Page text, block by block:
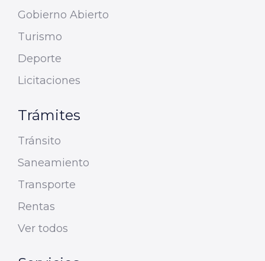
Gobierno Abierto
Turismo
Deporte
Licitaciones
Trámites
Tránsito
Saneamiento
Transporte
Rentas
Ver todos